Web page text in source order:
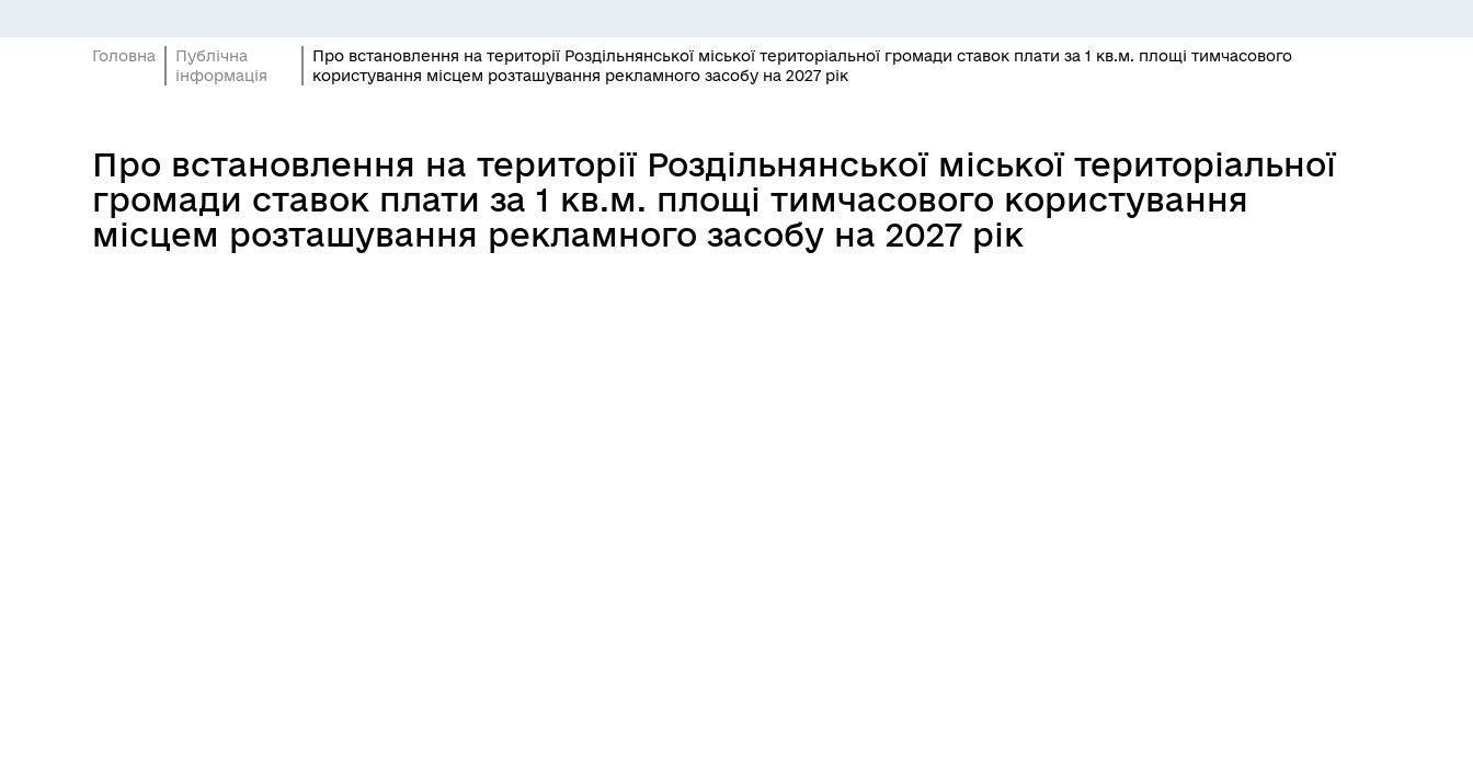
комітету
Рада безбар’єрності Учасникам бойових дій
Розклад автобусів Одеса-
Роздільна
Головна
Публічна
інформація
Про встановлення на території Роздільнянської міської територіальної громади ставок плати за 1 кв.м. площі тимчасового
користування місцем розташування рекламного засобу на 2027 рік
Про встановлення на території Роздільнянської міської територіальної
громади ставок плати за 1 кв.м. площі тимчасового користування
місцем розташування рекламного засобу на 2027 рік